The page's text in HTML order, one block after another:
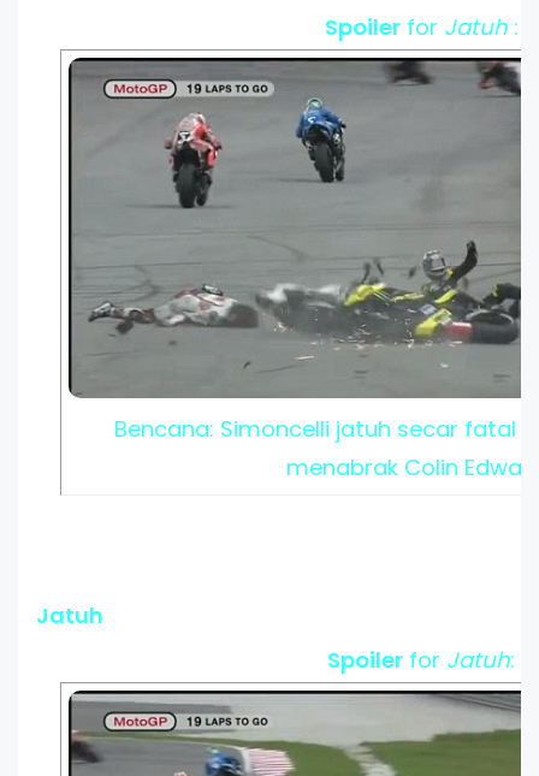
Spoilerfor Jatuh :
Bencana: Simoncelli jatuh secar fatal
menabrak Colin
Jatuh
Spoiler for Jatuh: